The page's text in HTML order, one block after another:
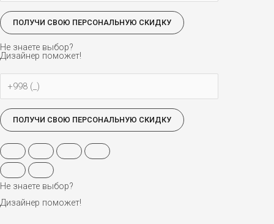
Не знаете выбор?
Дизайнер поможет!
Не знаете выбор?
Дизайнер поможет!